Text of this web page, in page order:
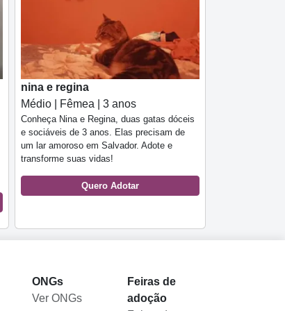
nina e regina
Médio | Fêmea | 3 anos
Conheça Nina e Regina, duas gatas dóceis
e sociáveis de 3 anos. Elas precisam de
um lar amoroso em Salvador. Adote e
transforme suas vidas!
Quero Adotar
ONGs
Ver ONGs
Feiras de
adoção